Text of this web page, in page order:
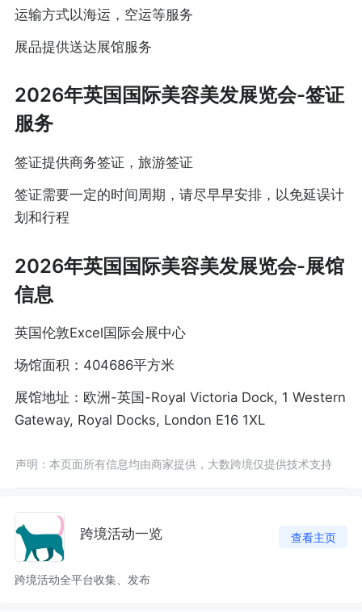
运输方式以海运，空运等服务
展品提供送达展馆服务
2026年英国国际美容美发展览会-签证
服务
签证提供商务签证，旅游签证
签证需要一定的时间周期，请尽早早安排，以免延误计
划和行程
2026年英国国际美容美发展览会-展馆
信息
英国伦敦Excel国际会展中心
场馆面积：404686平方米
展馆地址：欧洲-英国-Royal Victoria Dock, 1 Western
Gateway, Royal Docks, London E16 1XL
声明：本页面所有信息均由商家提供，大数跨境仅提供技术支持
跨境活动一览 查看主页
跨境活动全平台收集、发布